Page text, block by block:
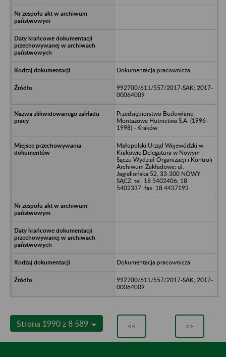
Dokumentacja pracownicza
992700/611/557/2017-SAK; 2017-
00064009
Przedsiębiorstwo Budowlano
Montażowe Hutnictwa S.A. (1996-
1998) - Kraków
Małopolski Urząd Wojewódzki w
Krakowie Delegatura w Nowym
Sączu Wydział Organizacji i Kontroli
Archiwum Zakładowe; ul.
Jagiellońska 52, 33-300 NOWY
SĄCZ, tel. 18 5402406; 18
5402337; fax. 18 4437193
Dokumentacja pracownicza
992700/611/557/2017-SAK; 2017-
00064009
Strona 1990 z 8 589 << >>